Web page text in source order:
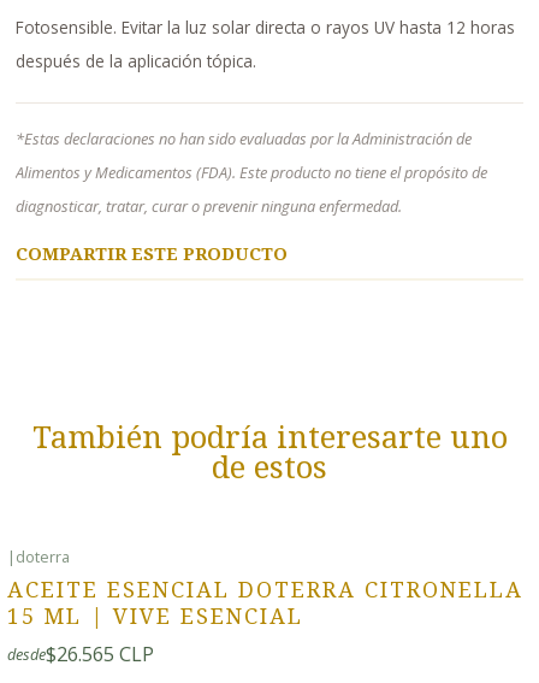
Fotosensible. Evitar la luz solar directa o rayos UV hasta 12 horas
después de la aplicación tópica.
*Estas declaraciones no han sido evaluadas por la Administración de
Alimentos y Medicamentos (FDA). Este producto no tiene el propósito de
diagnosticar, tratar, curar o prevenir ninguna enfermedad.
COMPARTIR ESTE PRODUCTO
También podría interesarte uno
de estos
| doterra
ACEITE ESENCIAL DOTERRA CITRONELLA
15 ML | VIVE ESENCIAL
desde$26.565 CLP